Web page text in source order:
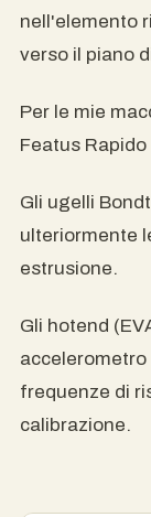
nell'elemento
verso il piano
Per le mie
Featus Rapido
Gli ugelli
ulteriormente
estrusione.
Gli hotend
frequenze di
calibrazione.